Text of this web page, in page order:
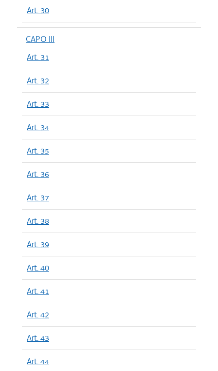
Art. 30
CAPO III
Art. 31
Art. 32
Art. 33
Art. 34
Art. 35
Art. 36
Art. 37
Art. 38
Art. 39
Art. 40
Art. 41
Art. 42
Art. 43
Art. 44